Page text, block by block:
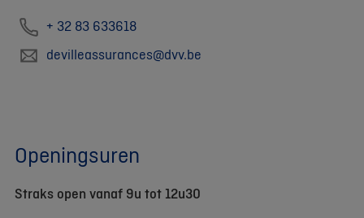
+ 32 83 633618
devilleassurances@dvv.be
Openingsuren
Straks open vanaf 9u tot 12u30